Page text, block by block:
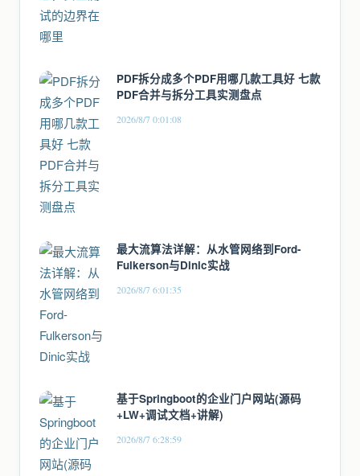
PDF拆分成多个PDF用哪几款工具好 七款
PDF合并与拆分工具实测盘点
2026/8/7 0:01:08
最大流算法详解：从水管网络到Ford-
Fulkerson与Dinic实战
2026/8/7 6:01:35
基于Springboot的企业门户网站(源码
+LW+调试文档+讲解)
2026/8/7 6:28:59